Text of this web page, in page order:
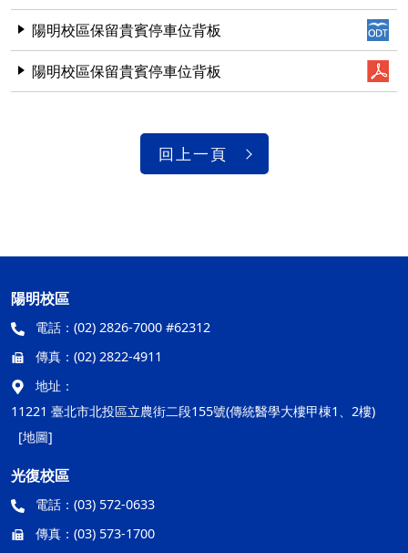
陽明校區保留貴賓停車位背板
陽明校區保留貴賓停車位背板
回上一頁
陽明校區
電話： (02) 2826-7000 #62312
傳真： (02) 2822-4911
地址：
11221 臺北市北投區立農街二段155號(傳統醫學大樓甲棟1、2樓)
[地圖]
光復校區
電話： (03) 572-0633
傳真： (03) 573-1700